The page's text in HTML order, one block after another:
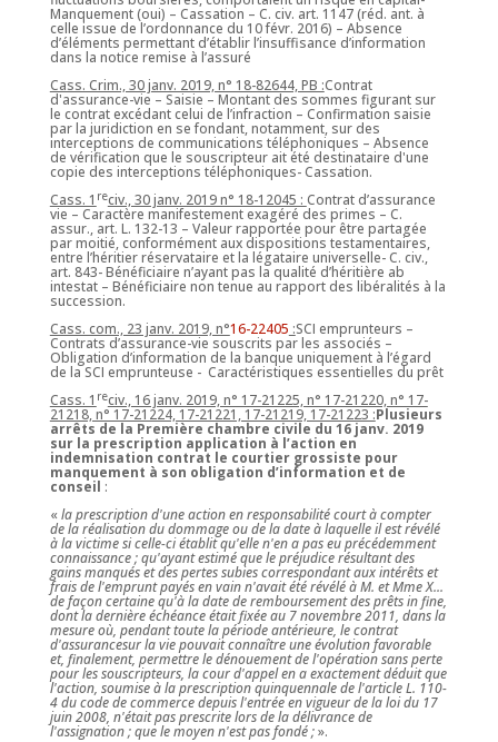
Manquement (oui) – Cassation – C. civ. art. 1147 (réd. ant. à
celle issue de l’ordonnance du 10 févr. 2016) – Absence
d’éléments permettant d’établir l’insuffisance d’information
dans la notice remise à l’assuré
Cass. Crim., 30 janv. 2019, n° 18-82644, PB :Contrat
d'assurance-vie – Saisie – Montant des sommes figurant sur
le contrat excédant celui de l’infraction – Confirmation saisie
par la juridiction en se fondant, notamment, sur des
interceptions de communications téléphoniques – Absence
de vérification que le souscripteur ait été destinataire d'une
copie des interceptions téléphoniques- Cassation.
Cass. 1 reciv., 30 janv. 2019 n° 18-12045 : Contrat d’assurance
vie – Caractère manifestement exagéré des primes – C.
assur., art. L. 132-13 – Valeur rapportée pour être partagée
par moitié, conformément aux dispositions testamentaires,
entre l’héritier réservataire et la légataire universelle- C. civ.,
art. 843- Bénéficiaire n’ayant pas la qualité d’héritière ab
intestat – Bénéficiaire non tenue au rapport des libéralités à la
succession.
Cass. com., 23 janv. 2019, n°16-22405 :SCI emprunteurs –
Contrats d’assurance-vie souscrits par les associés –
Obligation d’information de la banque uniquement à l’égard
de la SCI emprunteuse - Caractéristiques essentielles du prêt
Cass. 1 reciv., 16 janv. 2019, n° 17-21225, n° 17-21220, n° 17-
21218, n° 17-21224, 17-21221, 17-21219, 17-21223 :Plusieurs
arrêts de la Première chambre civile du 16 janv. 2019
sur la prescription application à l’action en
indemnisation contrat le courtier grossiste pour
manquement à son obligation d’information et de
conseil :
«la prescription d'une action en responsabilité court à compter
de la réalisation du dommage ou de la date à laquelle il est révélé
à la victime si celle-ci établit qu'elle n'en a pas eu précédemment
connaissance ; qu'ayant estimé que le préjudice résultant des
gains manqués et des pertes subies correspondant aux intérêts et
frais de l'emprunt payés en vain n'avait été révélé à M. et Mme X...
de façon certaine qu'à la date de remboursement des prêts in fine,
dont la dernière échéance était fixée au 7 novembre 2011, dans la
mesure où, pendant toute la période antérieure, le contrat
d'assurancesur la vie pouvait connaître une évolution favorable
et, finalement, permettre le dénouement de l'opération sans perte
pour les souscripteurs, la cour d'appel en a exactement déduit que
l'action, soumise à la prescription quinquennale de l'article L. 110-
4 du code de commerce depuis l'entrée en vigueur de la loi du 17
juin 2008, n'était pas prescrite lors de la délivrance de
l'assignation ; que le moyen n'est pas fondé ;».